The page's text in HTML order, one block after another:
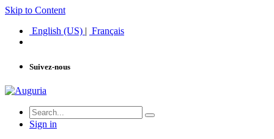
Skip to Content
English (US) | Français
Suivez-nous
Sign in